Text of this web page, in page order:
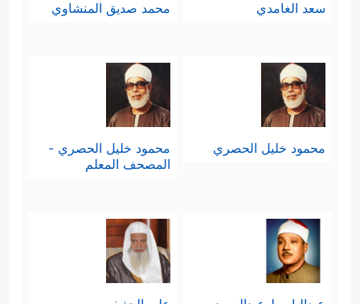
سعد الغامدي محمد صديق المنشاوي
محمود خليل الحصري
محمود خليل الحصري -
المصحف المعلم